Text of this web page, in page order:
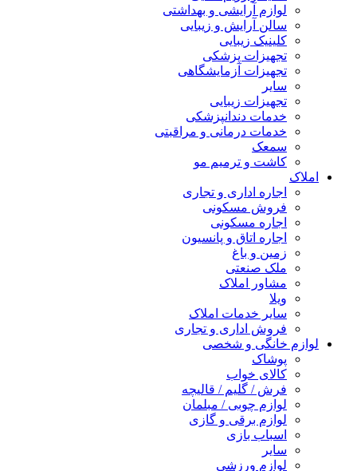
لوازم آرایشی و بهداشتی
سالن آرایش و زیبایی
کلینیک زیبایی
تجهیزات پزشکی
تجهیزات آزمایشگاهی
سایر
تجهیزات زیبایی
خدمات دندانپزشکی
خدمات درمانی و مراقبتی
سمعک
کاشت و ترمیم مو
املاک
اجاره اداری و تجاری
فروش مسکونی
اجاره مسکونی
اجاره اتاق و پانسیون
زمین و باغ
ملک صنعتی
مشاور املاک
ویلا
سایر خدمات املاک
فروش اداری و تجاری
لوازم خانگی و شخصی
پوشاک
کالای خواب
فرش / گلیم / قالیچه
لوازم چوبی / مبلمان
لوازم برقی و گازی
اسباب بازی
سایر
لوازم ورزشی